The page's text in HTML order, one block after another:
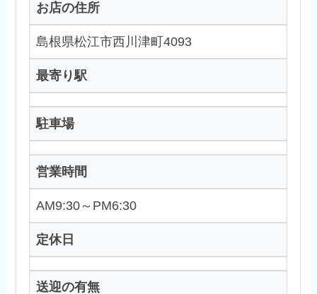
お店の住所
島根県松江市西川津町4093
最寄り駅
駐車場
営業時間
AM9:30～PM6:30
定休日
送迎の有無